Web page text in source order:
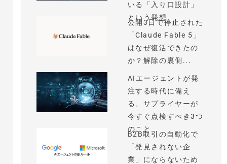
いる「入り口設計」
という発想
公開3日で停止された
「Claude Fable 5」
はなぜ復活できたの
か？解除の裏側...
AIエージェントが発
注する時代に備え
る、サプライヤーが
今すぐ点検すべき3つ
のこと
B2B取引の自動化で
「発見されない企
業」にならないため